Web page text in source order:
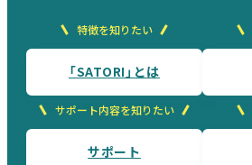
特徴を知りたい
「SATORI」とは
サポート内容を知りたい
サポート